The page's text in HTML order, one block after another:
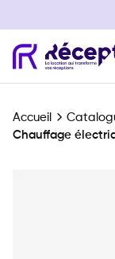
Navigation
Accueil
Chauffage